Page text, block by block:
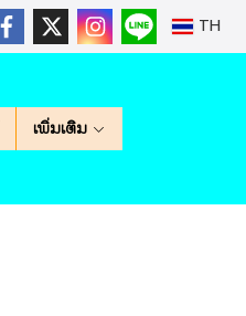
TH
เพิ่มเติม